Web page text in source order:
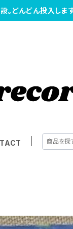
んどん投入します